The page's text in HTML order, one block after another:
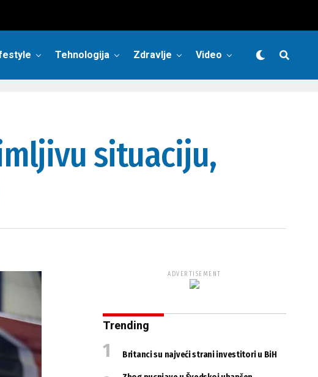
Tehnologija Zdravlje Video
situaciju,
ADVERTISEMENT
Trending
Britanci su najveći strani investitori u BiH